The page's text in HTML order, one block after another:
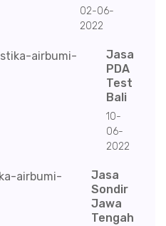
02-06-
2022
Jasa
PDA
Test
Bali
10-
06-
2022
Jasa
Sondir
Jawa
Tengah